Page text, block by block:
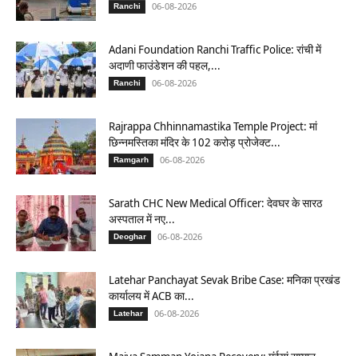
Ranchi 06-08-2026
Adani Foundation Ranchi Traffic Police: रांची में
अदाणी फाउंडेशन की पहल,...
Ranchi 06-08-2026
Rajrappa Chhinnamastika Temple Project: मां
छिन्नमस्तिका मंदिर के 102 करोड़ प्रोजेक्ट...
Ramgarh 06-08-2026
Sarath CHC New Medical Officer: देवघर के सारठ
अस्पताल में नए...
Deoghar 06-08-2026
Latehar Panchayat Sevak Bribe Case: मनिका प्रखंड
कार्यालय में ACB का...
Latehar 06-08-2026